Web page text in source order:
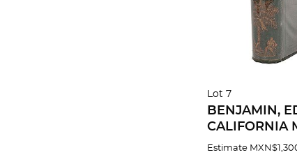
Lot 7
BENJAMIN,
CALIFORNIA
MINERALS.
Estimate